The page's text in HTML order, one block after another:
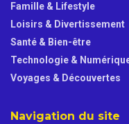
Famille & Lifestyle
Loisirs & Divertissement
Santé & Bien-être
Technologie &
Voyages & Découvertes
Navigation du site